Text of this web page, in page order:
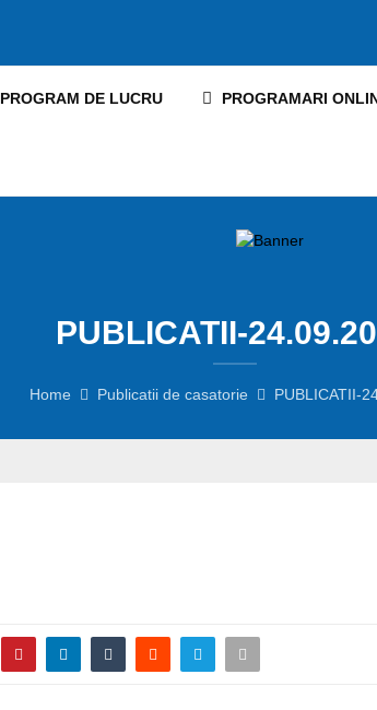
PROGRAM DE LUCRU PROGRAMARI
PUBLICATII-
Home Publicatii de casatorie PUBLICATII-